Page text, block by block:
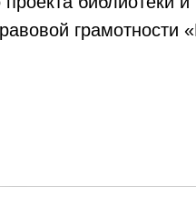
грамотности